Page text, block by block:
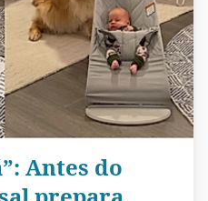
Antes do